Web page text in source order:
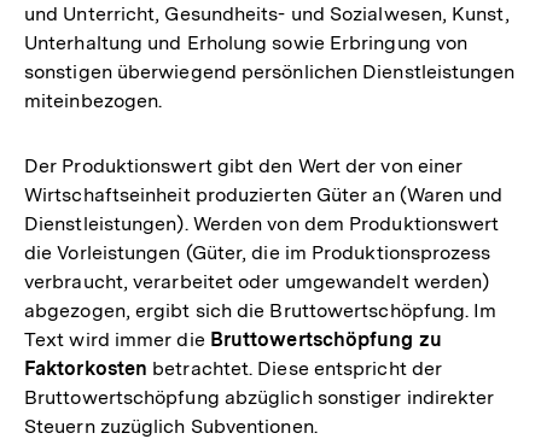
und Unterricht, Gesundheits- und Sozialwesen, Kunst,
Unterhaltung und Erholung sowie Erbringung von
sonstigen überwiegend persönlichen Dienstleistungen
miteinbezogen.
Der Produktionswert gibt den Wert der von einer
Wirtschaftseinheit produzierten Güter an (Waren und
Dienstleistungen). Werden von dem Produktionswert
die Vorleistungen (Güter, die im Produktionsprozess
verbraucht, verarbeitet oder umgewandelt werden)
abgezogen, ergibt sich die Bruttowertschöpfung. Im
Text wird immer die Bruttowertschöpfung zu
Faktorkosten betrachtet. Diese entspricht der
Bruttowertschöpfung abzüglich sonstiger indirekter
Steuern zuzüglich Subventionen.